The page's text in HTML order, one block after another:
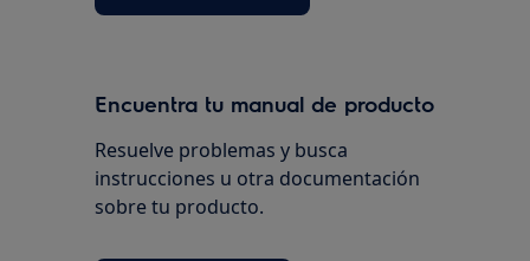
Encuentra tu manual de producto
Resuelve problemas y busca
instrucciones u otra documentación
sobre tu producto.